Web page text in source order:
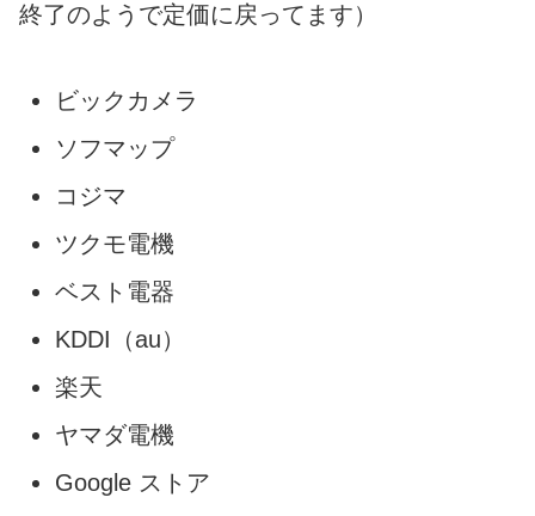
終了のようで定価に戻ってます）
ビックカメラ
ソフマップ
コジマ
ツクモ電機
ベスト電器
KDDI（au）
楽天
ヤマダ電機
Google ストア